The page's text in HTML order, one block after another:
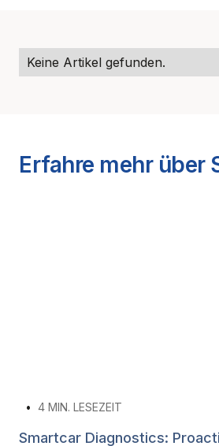
Keine Artikel gefunden.
Erfahre mehr über
• 4 MIN. LESEZEIT
Smartcar Diagnostics: